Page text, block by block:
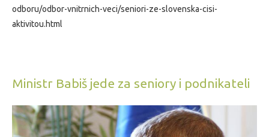
odboru/odbor-vnitrnich-veci/seniori-ze-slovenska-cisi-
aktivitou.html​
Ministr Babiš jede za seniory i podnikateli